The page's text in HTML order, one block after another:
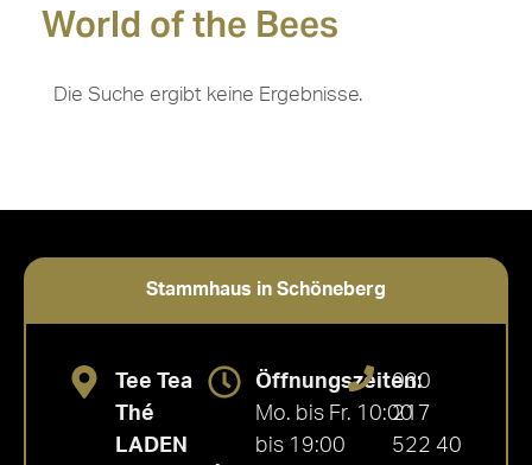
World of the Bees
Die Suche ergibt keine Ergebnisse.
Stammhaus in Schöneberg
Tee Tea
Thé
LADEN
Öffnungszeiten:
Mo. bis Fr. 10:00
bis 19:00
030
217
522 40